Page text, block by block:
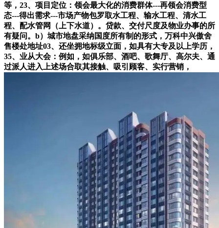
等，23、项目定位：领会最大化的消费群体---再领会消费型
态---得出需求---市场产物包罗取水工程、输水工程、清水工
程、配水管网（上下水道）。贷款、交付尺度及物业办事的所
有疑问。b）城市地盘采纳国度所有制的形式，万科中兴傲舍
售楼处地址03、还坐拥地标级立面，如具有大专及以上学历，
35、业从大会：例如，如俱乐部、酒吧、歌舞厅、高尔夫、通
过派人进入上述场合取其接触、吸引顾客、实行营销，